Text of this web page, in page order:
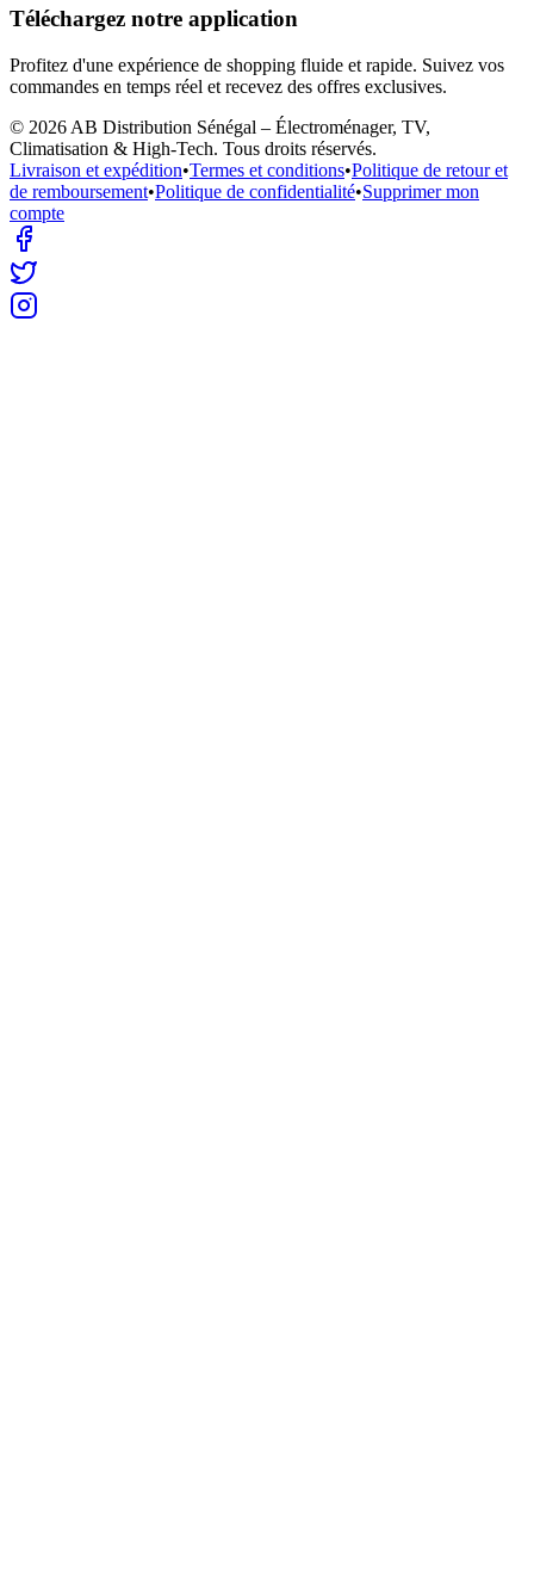
Téléchargez notre application
Profitez d'une expérience de shopping fluide et rapide. Suivez vos
commandes en temps réel et recevez des offres exclusives.
© 2026 AB Distribution Sénégal – Électroménager, TV,
Climatisation & High-Tech. Tous droits réservés.
Livraison et expédition•Termes et conditions•Politique de retour et
de remboursement•Politique de confidentialité•Supprimer mon
compte